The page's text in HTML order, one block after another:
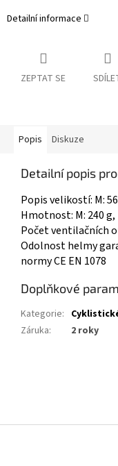
Detailní informace
ZEPTAT SE
Popis Diskuze
Detailní popis
Popis velikostí: M:
Hmotnost: M: 240 g,
Počet ventilačních
Odolnost helmy
normy CE EN 1078
Doplňkové
Kategorie:
Záruka: 2 roky